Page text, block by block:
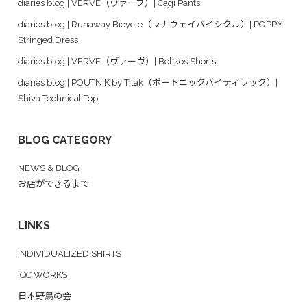
diaries blog | VERVE（ヴァーブ）| Cagi Pants
diaries blog | Runaway Bicycle（ラナウェイバイシクル）| POPPY
Stringed Dress
diaries blog | VERVE（ヴァーヴ）| Belikos Shorts
diaries blog | POUTNIK by Tilak（ポートニックバイティラック）|
Shiva Technical Top
BLOG CATEGORY
NEWS & BLOG
お店ができるまで
LINKS
INDIVIDUALIZED SHIRTS
IQC WORKS
日本野鳥の会